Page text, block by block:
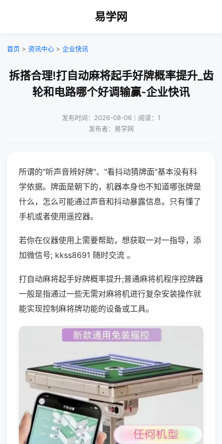
易学网
首页 > 资讯中心 > 企业快讯
拆搭合理!打自动麻将起手好牌概率提升_齿
轮和电路哪个好调输赢-企业快讯
发布时间：2026-08-06｜阅读：1
发布者：易学网
所谓的"听声音辨好牌"、"看抖动猜牌面"基本没有科
学依据。牌面是朝下的，机器本身也不知道哪张牌是
什么，怎么可能通过声音和抖动暴露信息。只有懂了
手机或者使用遥控器。
若你在仪器使用上需要帮助，想获取一对一指导，添
加微信号; kkss8691 随时交流 。
打自动麻将起手好牌概率提升;普通麻将机程序控牌器
一般是指通过一些无需对麻将机进行复杂安装操作就
能实现控制麻将牌功能的设备或工具。